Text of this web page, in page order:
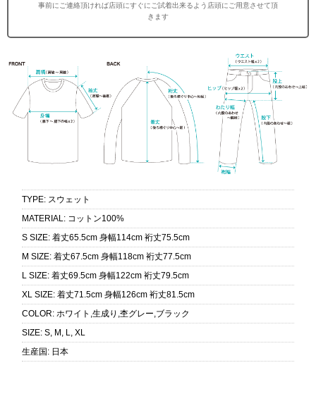
事前にご連絡頂ければ店頭にすぐにご試着出来るよう店頭にご用意させて頂
きます
TYPE: スウェット
MATERIAL: コットン100%
S SIZE: 着丈65.5cm 身幅114cm 裄丈75.5cm
M SIZE: 着丈67.5cm 身幅118cm 裄丈77.5cm
L SIZE: 着丈69.5cm 身幅122cm 裄丈79.5cm
XL SIZE: 着丈71.5cm 身幅126cm 裄丈81.5cm
COLOR: ホワイト,生成り,杢グレー,ブラック
SIZE: S, M, L, XL
生産国 : 日本